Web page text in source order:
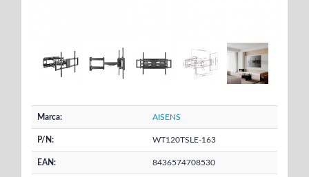
Marca: AISENS
P/N: WT120TSLE-163
EAN: 8436574708530